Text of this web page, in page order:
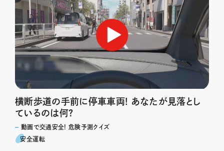
横断歩道の手前に停車車両! あなたが見落とし
ているのは何?
動画で交通安全! 危険予測クイズ
安全運転